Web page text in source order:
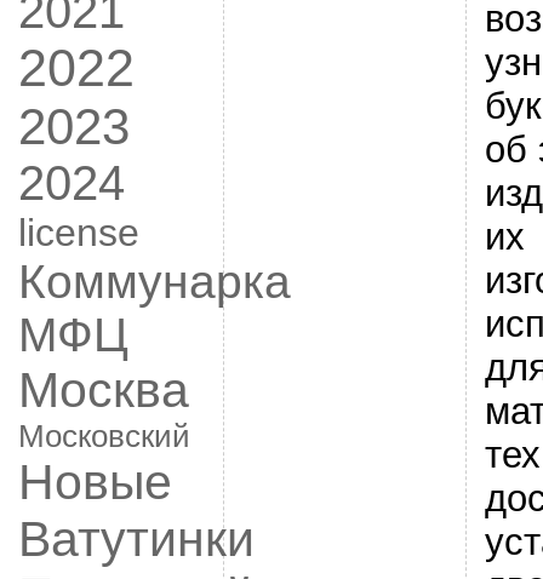
2021
2022
2023
2024
license
Коммунарка
МФЦ
Москва
Московский
Новые
Ватутинки
об
их